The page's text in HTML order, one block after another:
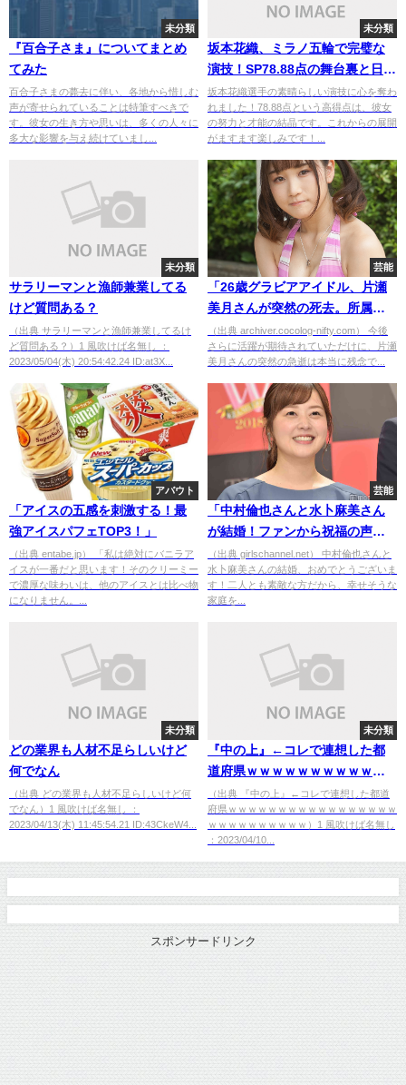
未分類
『百合子さま』についてまとめ
てみた
百合子さまの薨去に伴い、各地から惜しむ
声が寄せられていることは特筆すべきで
す。彼女の生き方や思いは、多くの人々に
多大な影響を与え続けていまし...
未分類
坂本花織、ミラノ五輪で完璧な
演技！SP78.88点の舞台裏と日本
の挑戦
坂本花織選手の素晴らしい演技に心を奪わ
れました！78.88点という高得点は、彼女
の努力と才能の結晶です。これからの展開
がますます楽しみです！...
未分類
サラリーマンと漁師兼業してる
けど質問ある？
（出典 サラリーマンと漁師兼業してるけ
ど質問ある？）1 風吹けば名無し ：
2023/05/04(木) 20:54:42.24 ID:at3X...
芸能
「26歳グラビアアイドル、片瀬
美月さんが突然の死去。所属事
務所より発表」
（出典 archiver.cocolog-nifty.com） 今後
さらに活躍が期待されていただけに、片瀬
美月さんの突然の急逝は本当に残念で...
アバウト
「アイスの五感を刺激する！最
強アイスパフェTOP3！」
（出典 entabe.jp） 「私は絶対にバニラア
イスが一番だと思います！そのクリーミー
で濃厚な味わいは、他のアイスとは比べ物
になりません。...
芸能
「中村倫也さんと水卜麻美さん
が結婚！ファンから祝福の声が
続々！」
（出典 girlschannel.net） 中村倫也さんと
水卜麻美さんの結婚、おめでとうございま
す！二人とも素敵な方だから、幸せそうな
家庭を...
未分類
どの業界も人材不足らしいけど
何でなん
（出典 どの業界も人材不足らしいけど何
でなん）1 風吹けば名無し ：
2023/04/13(木) 11:45:54.21 ID:43CkeW4...
未分類
『中の上』←コレで連想した都
道府県ｗｗｗｗｗｗｗｗｗｗｗ
ｗｗｗｗｗｗｗｗｗｗｗｗｗｗ
ｗｗ
（出典 『中の上』←コレで連想した都道
府県ｗｗｗｗｗｗｗｗｗｗｗｗｗｗｗｗｗ
ｗｗｗｗｗｗｗｗｗｗ）1 風吹けば名無し
：2023/04/10...
スポンサードリンク